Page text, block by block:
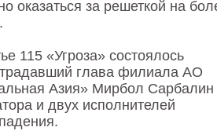
оказаться за решеткой на
115 «Угроза» состоялось
глава филиала АО
Азия» Мирбол Сарбалин
и двух исполнителей